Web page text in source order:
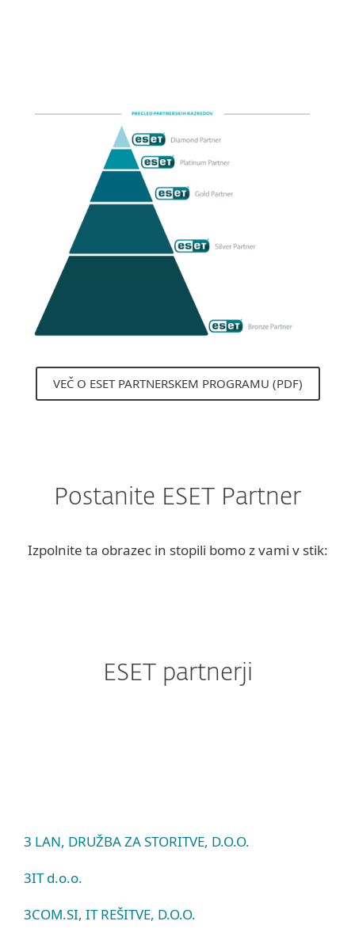
VEČ O ESET PARTNERSKEM PROGRAMU (PDF)
Postanite ESET Partner
Izpolnite ta obrazec in stopili bomo z vami v stik:
ESET partnerji
3 LAN, DRUŽBA ZA STORITVE, D.O.O.
3IT d.o.o.
3COM.SI, IT REŠITVE, D.O.O.